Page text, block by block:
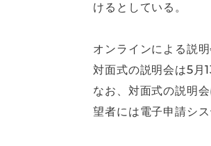
けるとしている。
オンラインによる説
対面式の説明会は5月
なお、対面式の説明
望者には電子申請シ